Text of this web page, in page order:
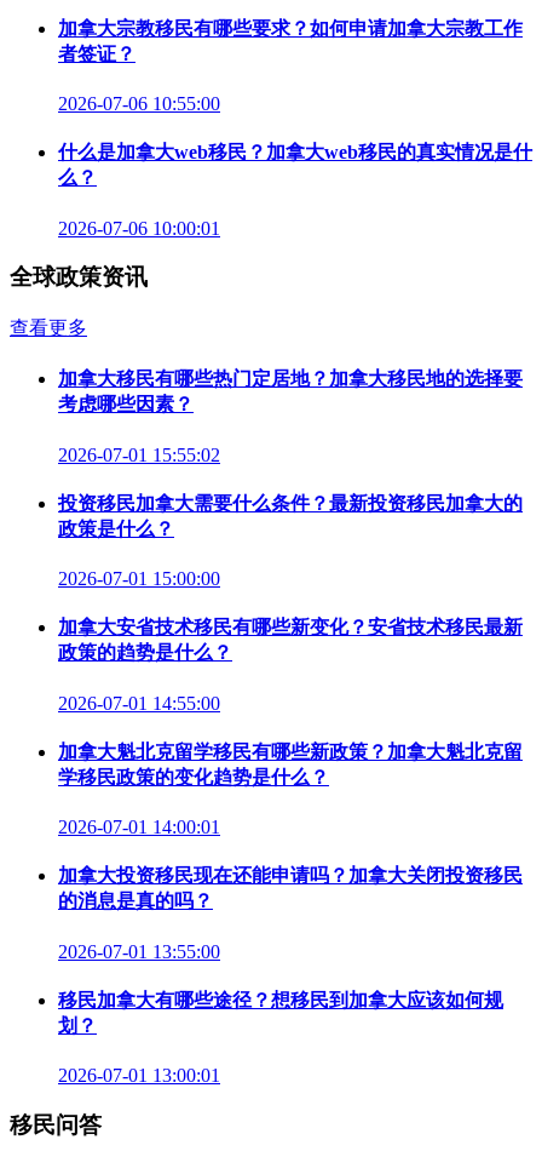
加拿大宗教移民有哪些要求？如何申请加拿大宗教工作
者签证？
2026-07-06 10:55:00
什么是加拿大web移民？加拿大web移民的真实情况是什
么？
2026-07-06 10:00:01
全球政策资讯
查看更多
加拿大移民有哪些热门定居地？加拿大移民地的选择要
考虑哪些因素？
2026-07-01 15:55:02
投资移民加拿大需要什么条件？最新投资移民加拿大的
政策是什么？
2026-07-01 15:00:00
加拿大安省技术移民有哪些新变化？安省技术移民最新
政策的趋势是什么？
2026-07-01 14:55:00
加拿大魁北克留学移民有哪些新政策？加拿大魁北克留
学移民政策的变化趋势是什么？
2026-07-01 14:00:01
加拿大投资移民现在还能申请吗？加拿大关闭投资移民
的消息是真的吗？
2026-07-01 13:55:00
移民加拿大有哪些途径？想移民到加拿大应该如何规
划？
2026-07-01 13:00:01
移民问答